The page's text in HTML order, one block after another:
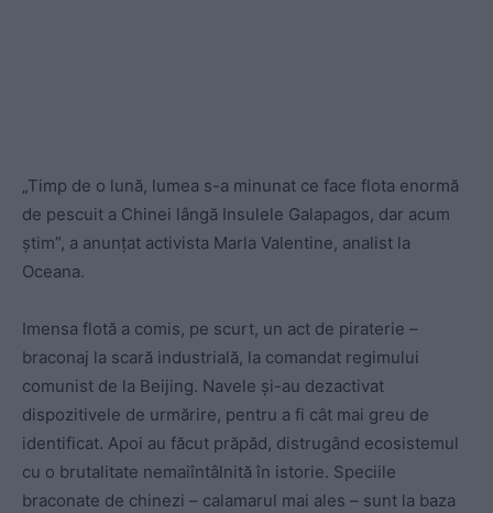
„Timp de o lună, lumea s-a minunat ce face flota enormă
de pescuit a Chinei lângă Insulele Galapagos, dar acum
știm”, a anunțat activista Marla Valentine, analist la
Oceana.
Imensa flotă a comis, pe scurt, un act de piraterie –
braconaj la scară industrială, la comandat regimului
comunist de la Beijing. Navele și-au dezactivat
dispozitivele de urmărire, pentru a fi cât mai greu de
identificat. Apoi au făcut prăpăd, distrugând ecosistemul
cu o brutalitate nemaiîntâlnită în istorie. Speciile
braconate de chinezi – calamarul mai ales – sunt la baza